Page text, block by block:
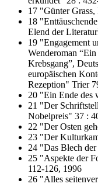
17 "Günter
18
Elend der
19 "Engagement
Wenderoman
Krebsgang”,
europäischen
Rezeption" Trier
20 "Ein Ende des
21 "Der
Nobelpreis" 37 :
22 "Der Osten
23 "Der
24 "Das Blech
25 "Aspekte der
112-126, 1996
26 "Alles